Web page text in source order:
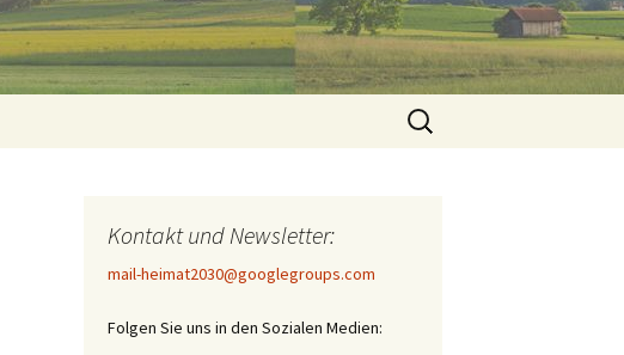
Suchen
nach:
Kontakt und Newsletter:
mail-heimat2030@googlegroups.com
Folgen Sie uns in den Sozialen Medien: